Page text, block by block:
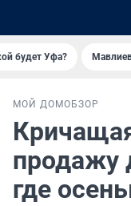
будет Уфа?
МОЙ ДОМОБЗОР
продажу
где